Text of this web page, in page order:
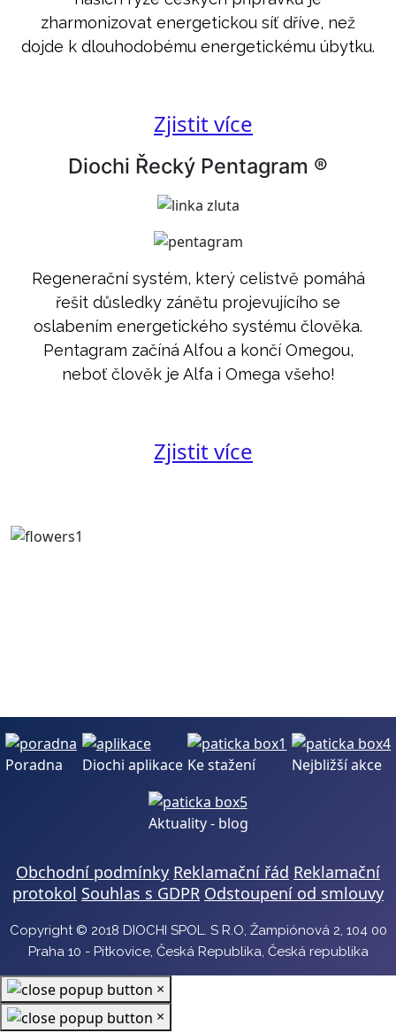
zharmonizovat energetickou síť dříve, než
dojde k dlouhodobému energetickému úbytku.
Zjistit více
Diochi Řecký Pentagram ®
Regenerační systém, který celistvě pomáhá
řešit důsledky zánětu projevujícího se
oslabením energetického systému člověka.
Pentagram začíná Alfou a končí Omegou,
neboť člověk je Alfa i Omega všeho!
Zjistit více
Poradna Diochi aplikace Ke stažení Nejbližší akce
Aktuality - blog
Obchodní podmínky Reklamační řád Reklamační
protokol Souhlas s GDPR Odstoupení od smlouvy
Copyright © 2018 DIOCHI SPOL. S R.O, Žampiónová 2, 104 00
Praha 10 - Pitkovice, Česká Republika, Česká republika
×
×